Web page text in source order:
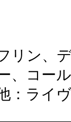
リン、
、コー
：ライ